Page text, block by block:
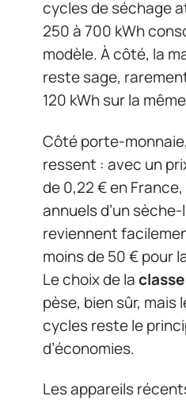
cycles de séchage
250 à 700 kWh
modèle. À côté, la
reste sage,
120 kWh sur la
Côté porte-
ressent : avec un
de 0,22 € en
annuels d’un
reviennent
moins de 50 € pour
Le choix de la
pèse, bien sûr, mais
cycles reste le
d’économies.
Les appareils